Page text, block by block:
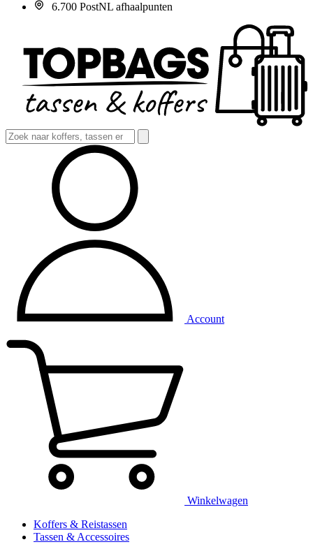
6.700 PostNL afhaalpunten
Account
Winkelwagen
Koffers & Reistassen
Tassen & Accessoires